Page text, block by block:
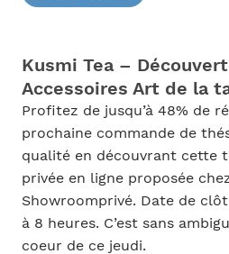
Kusmi Tea –
Accessoires Art de la
Profitez de jusqu’à 48% de
prochaine commande de
qualité en découvrant cette
privée en ligne proposée
Showroomprivé. Date de
à 8 heures. C’est sans
coeur de ce jeudi.